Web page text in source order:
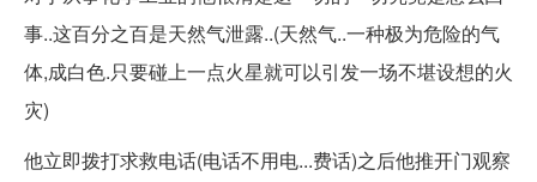
事..这百分之百是天然气泄露..(天然气..一种极为危险的气
体,成白色.只要碰上一点火星就可以引发一场不堪设想的火
灾)
他立即拨打求救电话(电话不用电...费话)之后他推开门观察